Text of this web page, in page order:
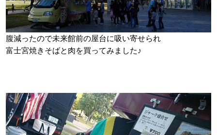
腹減ったので未来館前の屋台に吸い寄せられ
富士宮焼きそばと肉を買ってみました♪